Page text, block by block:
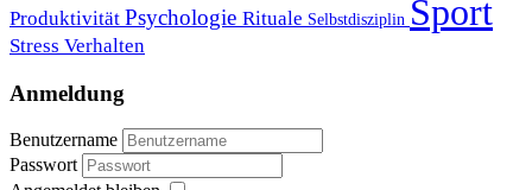
Produktivität Psychologie Rituale Selbstdisziplin Sport
Stress Verhalten
Anmeldung
Benutzername
Passwort